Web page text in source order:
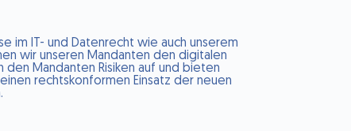
im IT- und Datenrecht wie auch unserem
wir unseren Mandanten den digitalen
den Mandanten Risiken auf und bieten
rechtskonformen Einsatz der neuen